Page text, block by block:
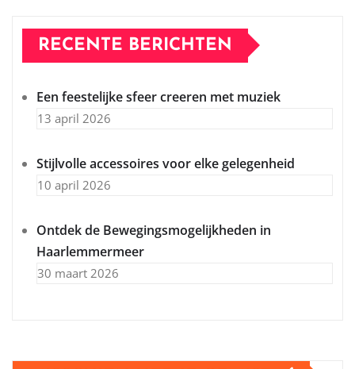
RECENTE BERICHTEN
Een feestelijke sfeer creeren met muziek
13 april 2026
Stijlvolle accessoires voor elke gelegenheid
10 april 2026
Ontdek de Bewegingsmogelijkheden in
Haarlemmermeer
30 maart 2026